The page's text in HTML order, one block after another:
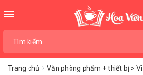
Toggle
Trang chủ Văn phòng phẩm + thiết bị >